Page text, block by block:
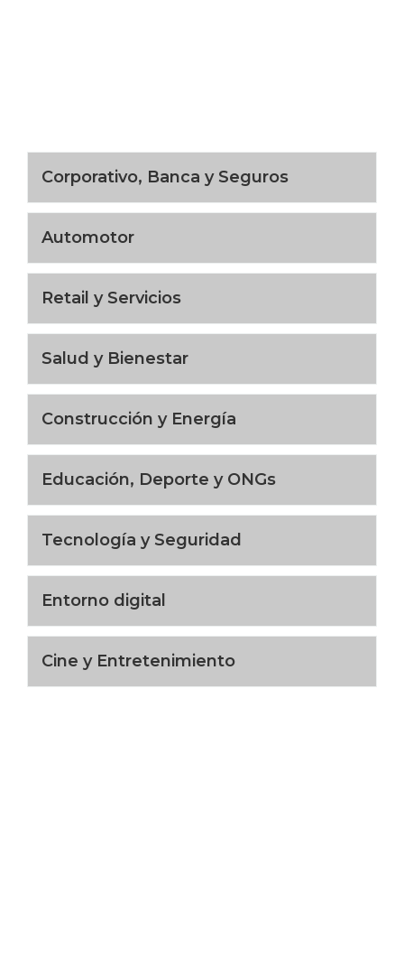
Corporativo, Banca y Seguros
Automotor
Retail y Servicios
Salud y Bienestar
Construcción y Energía
Educación, Deporte y ONGs
Tecnología y Seguridad
Entorno digital
Cine y Entretenimiento